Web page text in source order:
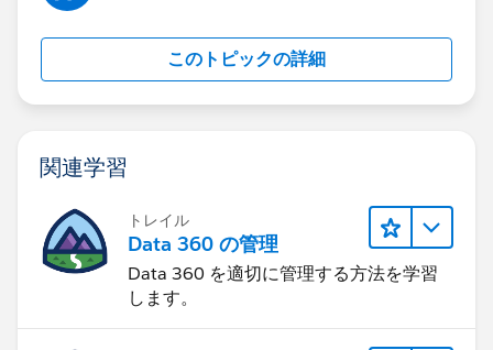
このトピックの詳細
関連学習
トレイル
Data 360 の管理
Data 360 を適切に管理する方法を学習
します。